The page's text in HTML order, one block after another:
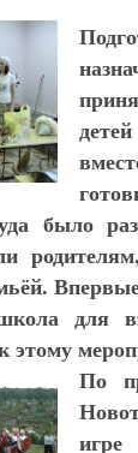
было
для
этому
По
игре